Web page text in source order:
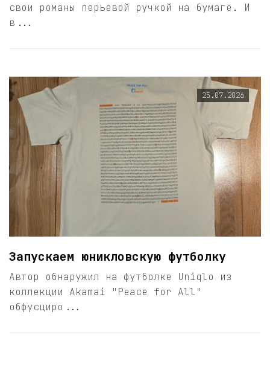
свои романы перьевой ручкой на бумаге. И
в...
25.07.2026
Запускаем юникловскую футболку
Автор обнаружил на футболке Uniqlo из
коллекции Akamai "Peace for All"
обфусциро...